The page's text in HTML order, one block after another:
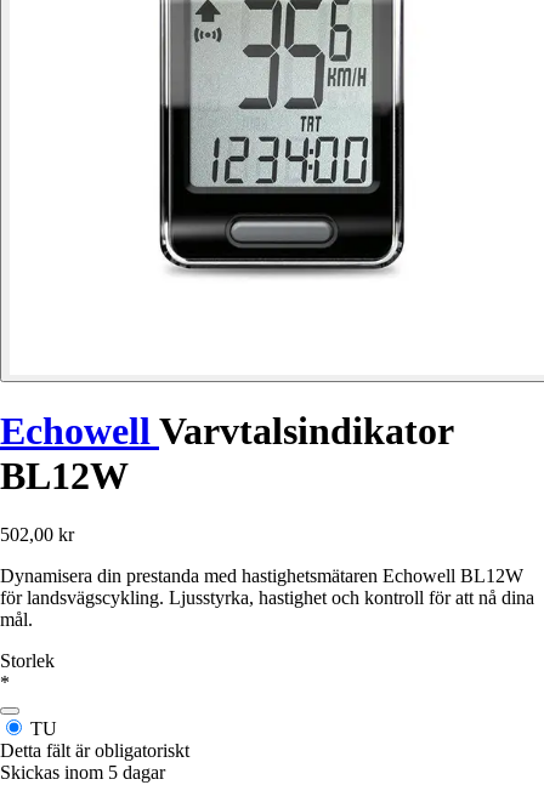
Echowell Varvtalsindikator
BL12W
502,00 kr
Dynamisera din prestanda med hastighetsmätaren Echowell BL12W
för landsvägscykling. Ljusstyrka, hastighet och kontroll för att nå dina
mål.
Storlek
*
TU
Detta fält är obligatoriskt
Skickas inom 5 dagar